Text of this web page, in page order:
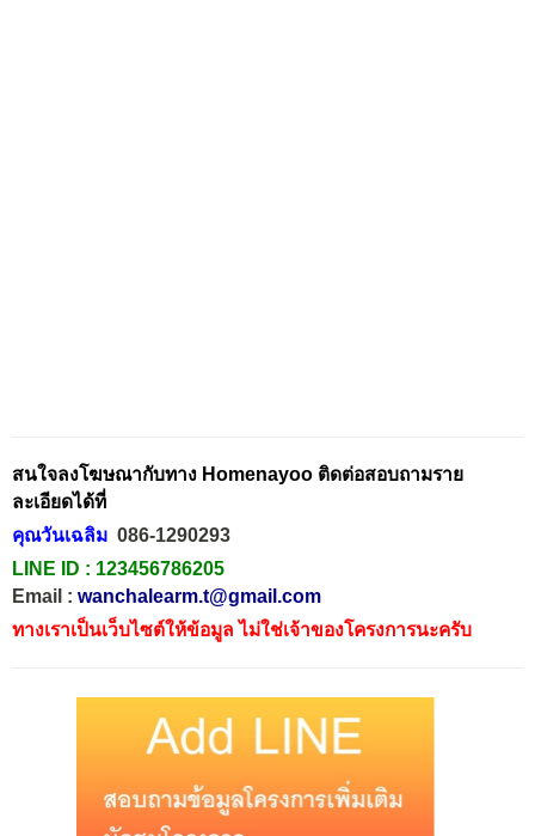
สนใจลงโฆษณากับทาง Homenayoo ติดต่อสอบถามราย
ละเอียดได้ที่
คุณวันเฉลิม 086-1290293
LINE ID : 123456786205
Email : wanchalearm.t@gmail.com
ทางเราเป็นเว็บไซต์ให้ข้อมูล ไม่ใช่เจ้าของโครงการนะครับ